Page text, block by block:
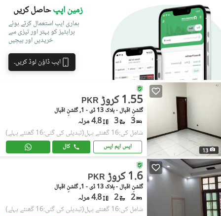
زمین اپپحاصل کریں
ہماری ایپ استعمال کرتے ہوئے
پراپٹیز کو بہتر اور تیزی سے
خریدیں اور بیچیں
ایپ ڈاؤن لوڈ کریں۔
13
PKR 1.55 کروڑ
گلشنِ اقبال - بلاک 13 ڈی - 1, گلشنِ اقبال
3
3 4.8 مرلہ
شامل کی:16 گھنٹے پہل (تبدیلی کی گئی:16 گھنٹے پہلے)
ایس ایم ایس کال
PKR 1.6 کروڑ
گلشنِ اقبال - بلاک 13 ڈی - 1, گلشنِ اقبال
2
2 4.8 مرلہ
شامل کی:16 گھنٹے پہل (تبدیلی کی گئی:16 گھنٹے پہلے)